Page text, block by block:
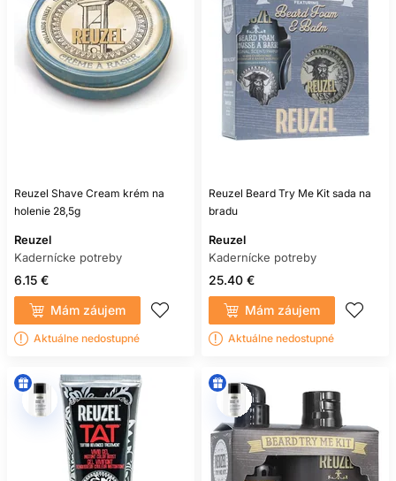
Reuzel Shave Cream krém na
holenie 28,5g
Reuzel
Kadernícke potreby
6.15 €
Mám záujem
Aktuálne nedostupné
Reuzel Beard Try Me Kit sada na
bradu
Reuzel
Kadernícke potreby
25.40 €
Mám záujem
Aktuálne nedostupné